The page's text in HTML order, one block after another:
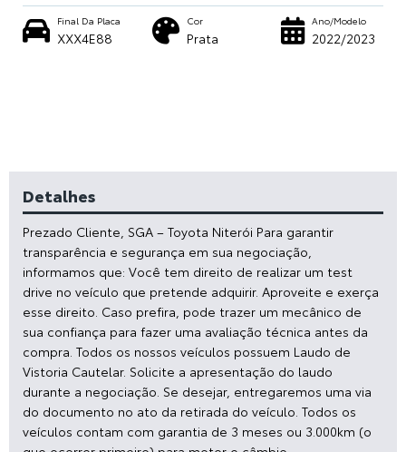
Ano/Modelo
2022/2023
Cor
Prata
Final Da Placa
XXX4E88
Detalhes
Prezado Cliente, SGA – Toyota Niterói Para garantir
transparência e segurança em sua negociação,
informamos que: Você tem direito de realizar um test
drive no veículo que pretende adquirir. Aproveite e exerça
esse direito. Caso prefira, pode trazer um mecânico de
sua confiança para fazer uma avaliação técnica antes da
compra. Todos os nossos veículos possuem Laudo de
Vistoria Cautelar. Solicite a apresentação do laudo
durante a negociação. Se desejar, entregaremos uma via
do documento no ato da retirada do veículo. Todos os
veículos contam com garantia de 3 meses ou 3.000km (o